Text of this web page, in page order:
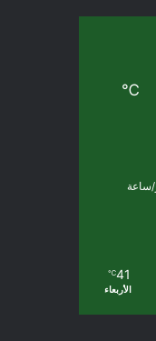
℃
41
℃
الأربعاء